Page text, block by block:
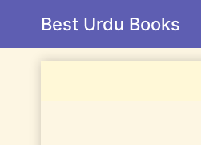
Best Urdu Books